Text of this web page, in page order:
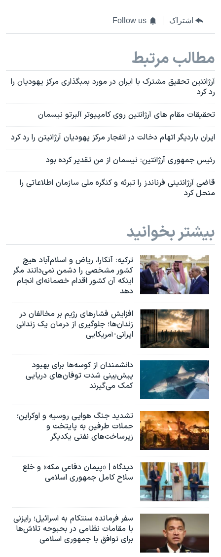
اشتراک Follow us
مطالب مرتبط
آرژانتین تحقیق مشترک با ایران در مورد بمبگذاری مرکز یهودیان را
رد کرد
تحقیقات مقام های آرژانتین روی کامپیوتر آلبرتو نیسمان
ایران باردیگر اتهام دخالت در انفجار مرکز یهودیان آرژانیتن را رد کرد
رئیس جمهوری آرژانتین: نیسمان از من تقدیر کرده بود
قاضی آرژانتینی فرناندز را تبرئه و کنگره ملی سازمان اطلاعاتی را
منحل کرد
بیشتر بخوانید
ترکیه: آنکارا، ریاض و اسلام‌آباد هیچ
کشور مشخصی را دشمن نمی‌دانند مگر
اینکه آن کشور اقدام خصمانه‌ای انجام
دهد
افزایش فشارهای رژیم بر مخالفان در
زندان‌ها؛ جلوگیری از درمان یک زندانی
ایرانی-آمریکایی
دانشمندان از کوسه‌ها برای بهبود
پیش‌بینی شدت توفان‌های دریایی
کمک می‌گیرند
تشدید جنگ هوایی روسیه و اوکراین؛
حملات طرفین به پایتخت‌ و
زیرساخت‌های نفتی یکدیگر
دیدگاه | «پیمان دفاعی مکه» و خلع
سلاح کامل جمهوری اسلامی
سفر فرمانده سنتکام به اسرائیل؛ رایزنی
با مقامات نظامی در بحبوحه تلاش‌ها
برای توافق با جمهوری اسلامی